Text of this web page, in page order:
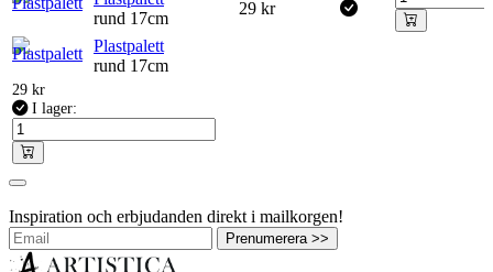
rund 17cm
29 kr
Plastpalett
rund 17cm
29 kr
I lager:
Inspiration och erbjudanden direkt i mailkorgen!
Prenumerera >>